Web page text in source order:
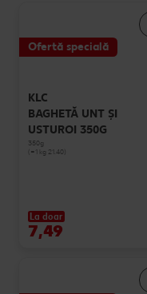
Ofertă specială
KLC
BAGHETĂ UNT ȘI
USTUROI 350G
350g
(=1 kg 21.40)
La doar
7,49